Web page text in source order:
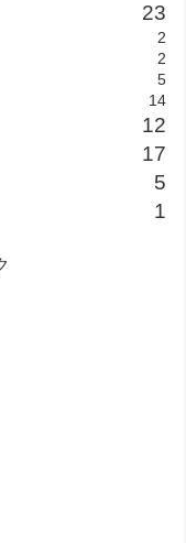
23
2
2
5
14
12
17
5
1